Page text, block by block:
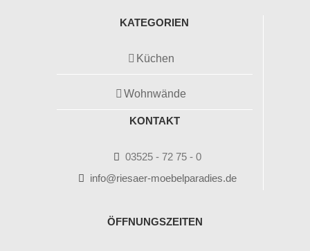
KATEGORIEN
Küchen
Wohnwände
KONTAKT
03525 - 72 75 - 0
info@riesaer-moebelparadies.de
ÖFFNUNGSZEITEN